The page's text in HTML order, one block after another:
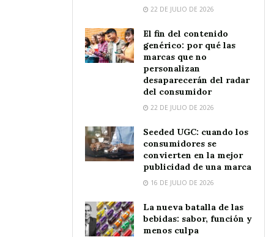
22 DE JULIO DE 2026
El fin del contenido
genérico: por qué las
marcas que no
personalizan
desaparecerán del radar
del consumidor
22 DE JULIO DE 2026
Seeded UGC: cuando los
consumidores se
convierten en la mejor
publicidad de una marca
16 DE JULIO DE 2026
La nueva batalla de las
bebidas: sabor, función y
menos culpa